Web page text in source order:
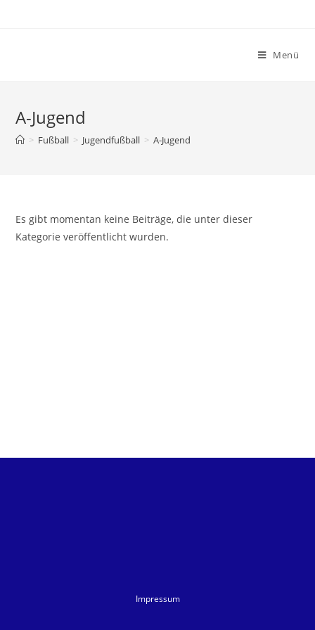
Menü
A-Jugend
> Fußball > Jugendfußball > A-Jugend
Es gibt momentan keine Beiträge, die unter dieser
Kategorie veröffentlicht wurden.
Impressum